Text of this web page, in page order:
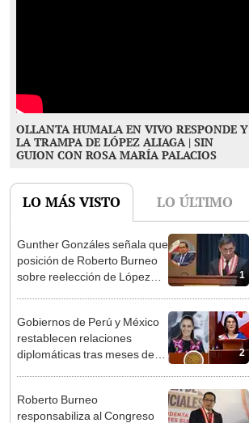
OLLANTA HUMALA EN VIVO RESPONDE Y
LA TRAMPA DE LÓPEZ ALIAGA | SIN
GUION CON ROSA MARÍA PALACIOS
LO MÁS VISTO LO ÚLTIMO
1
Gunther Gonzáles señala que
posición de Roberto Burneo
sobre reelección de López
2
Gobiernos de Perú y México
restablecen relaciones
diplomáticas tras meses de
Roberto Burneo
responsabiliza al Congreso